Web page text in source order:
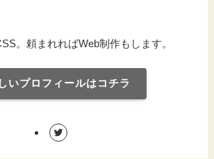
。頼まれればWeb制作もします。
いプロフィールはコチラ